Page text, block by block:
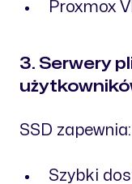
Proxmox
3. Serwery
SSD zapewnia:
Szybki